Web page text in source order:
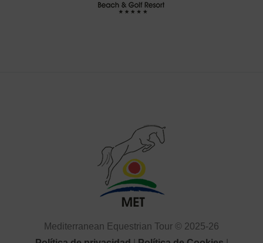
Mediterranean Equestrian Tour © 2025-26